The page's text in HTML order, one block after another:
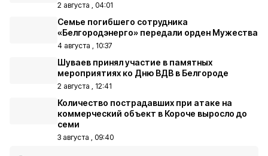
2 августа , 04:01
Семье погибшего сотрудника
«Белгородэнерго» передали орден Мужества
4 августа , 10:37
Шуваев принял участие в памятных
мероприятиях ко Дню ВДВ в Белгороде
2 августа , 12:41
Количество пострадавших при атаке на
коммерческий объект в Короче выросло до
семи
3 августа , 09:40